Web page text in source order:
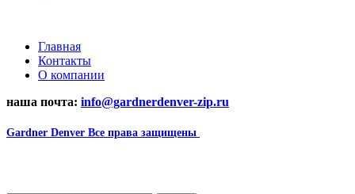
Главная
Контакты
О компании
наша почта: info@gardnerdenver-zip.ru
Gardner Denver Все права защищены